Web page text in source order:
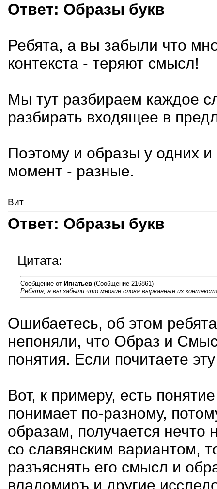
Ответ: Образы букв
Ребята, а вы забыли что
контекста - теряют смысл!
Мы тут разбираем каждое
разбирать входящее в
Поэтому и образы у одних
момент - разные.
Вит
Ответ: Образы букв
Цитата:
Сообщение от Игнатьев (Сообщение 216861)
Ребята, а вы забыли что многие слова вырванные из
Ошибаетесь, об этом
непоняли, что Образ и
понятия. Если почитаете
Вот, к примеру, есть
понимает по-разному,
образам, получается нечто
со славянским вариантом,
разъяснять его смысл и
владомиръ и другие